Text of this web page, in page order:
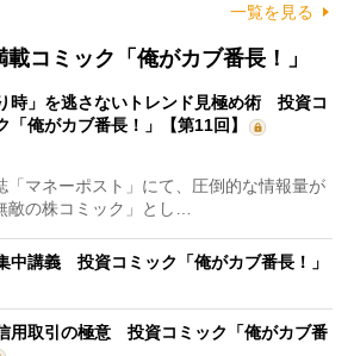
一覧を見る
コミック「俺がカブ番長！」
り時」を逃さないトレンド見極め術 投資コ
「俺がカブ番長！」【第11回】
マネーポスト」にて、圧倒的な情報量が
敵の株コミック」とし…
中講義 投資コミック「俺がカブ番長！」
用取引の極意 投資コミック「俺がカブ番